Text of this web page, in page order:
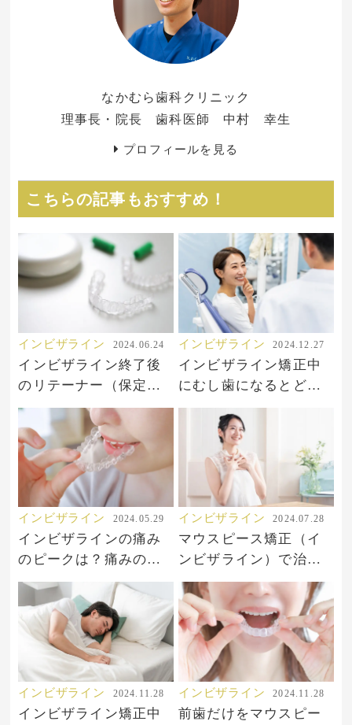
なかむら歯科クリニック
理事長・院長 歯科医師 中村 幸生
プロフィールを見る
こちらの記事もおすすめ！
インビザライン 2024.06.24
インビザライン終了後
のリテーナー（保定装
置）とは？
インビザライン 2024.12.27
インビザライン矯正中
にむし歯になるとどう
なる！？対処法と予防
インビザライン 2024.05.29
インビザラインの痛み
のピークは？痛みの原
因と対処法
インビザライン 2024.07.28
マウスピース矯正（イ
ンビザライン）で治る
ケースと治らないケー
ス
インビザライン 2024.11.28
インビザライン矯正中
インビザライン 2024.11.28
前歯だけをマウスピー